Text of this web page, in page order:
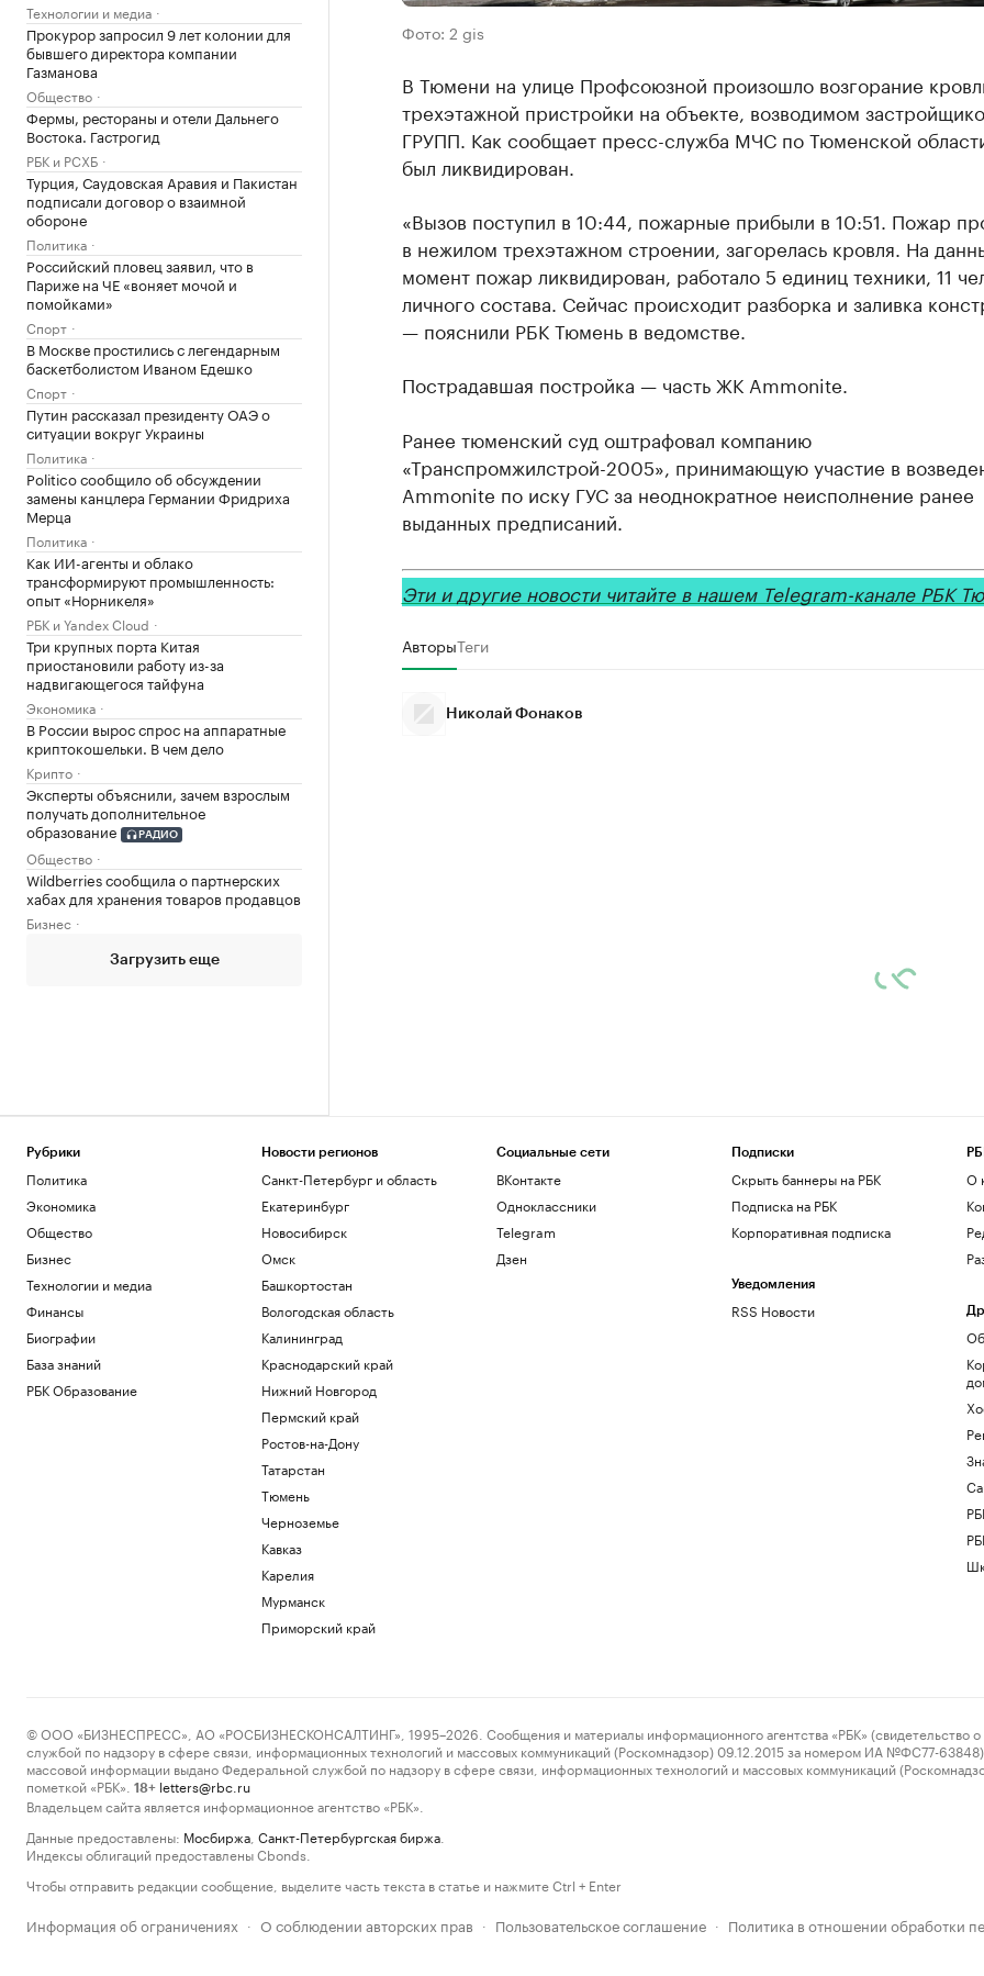
Технологии и медиа
Прокурор запросил 9 лет колонии для
бывшего директора компании
Газманова
Общество
Фермы, рестораны и отели Дальнего
Востока. Гастрогид
РБК и РСХБ
Турция, Саудовская Аравия и Пакистан
подписали договор о взаимной
обороне
Политика
Российский пловец заявил, что в
Париже на ЧЕ «воняет мочой и
помойками»
Спорт
В Москве простились с легендарным
баскетболистом Иваном Едешко
Спорт
Путин рассказал президенту ОАЭ о
ситуации вокруг Украины
Политика
Politico сообщило об обсуждении
замены канцлера Германии Фридриха
Мерца
Политика
Как ИИ-агенты и облако
трансформируют промышленность:
опыт «Норникеля»
РБК и Yandex Cloud
Три крупных порта Китая
приостановили работу из-за
надвигающегося тайфуна
Экономика
В России вырос спрос на аппаратные
криптокошельки. В чем дело
Крипто
Эксперты объяснили, зачем взрослым
получать дополнительное
образование
РАДИО
Общество
Wildberries сообщила о партнерских
хабах для хранения товаров продавцов
Бизнес
Загрузить еще
Фото: 2 gis
В Тюмени на улице Профсоюзной произошло возгорание
трехэтажной пристройки на объекте, возводимом
ГРУПП. Как сообщает пресс-служба МЧС по Тюменской
был ликвидирован.
«Вызов поступил в 10:44, пожарные прибыли в 10:51. Пожар
в нежилом трехэтажном строении, загорелась кровля. На
момент пожар ликвидирован, работало 5 единиц техники, 11
личного состава. Сейчас происходит разборка и заливка
— пояснили РБК Тюмень в ведомстве.
Пострадавшая постройка — часть ЖК Ammonite.
Ранее тюменский суд оштрафовал компанию
«Транспромжилстрой-2005», принимающую участие в
Ammonite по иску ГУС за неоднократное неисполнение ранее
выданных предписаний.
Эти и другие новости читайте в нашем Telegram-канале РБК
АвторыТеги
Николай Фонаков
Рубрики
Политика
Экономика
Общество
Бизнес
Технологии и медиа
Финансы
Биографии
База знаний
РБК Образование
Новости регионов
Санкт-Петербург и область
Екатеринбург
Новосибирск
Омск
Башкортостан
Вологодская область
Калининград
Краснодарский край
Нижний Новгород
Пермский край
Ростов-на-Дону
Татарстан
Тюмень
Черноземье
Кавказ
Карелия
Мурманск
Приморский край
Социальные сети
ВКонтакте
Одноклассники
Telegram
Дзен
Подписки
Скрыть баннеры на РБК
Подписка на РБК
Корпоративная подписка
Уведомления
RSS Новости
О
© ООО «БИЗНЕСПРЕСС», АО «РОСБИЗНЕСКОНСАЛТИНГ», 1995–2026. Сообщения и материалы информационного агентства «РБК» (свидетельство о
службой по надзору в сфере связи, информационных технологий и массовых коммуникаций (Роскомнадзор) 09.12.2015 за номером ИА №ФС77-63848)
массовой информации выдано Федеральной службой по надзору в сфере связи, информационных технологий и массовых коммуникаций
пометкой «РБК».
18+ letters@rbc.ru
Владельцем сайта является информационное агентство «РБК».
Данные предоставлены: Мосбиржа Санкт-Петербургская биржа
Индексы облигаций предоставлены Cbonds.
Чтобы отправить редакции сообщение, выделите часть текста в статье и нажмите Ctrl + Enter
Информация об ограничениях · О соблюдении авторских прав · Пользовательское соглашение · Политика в отношении обработки